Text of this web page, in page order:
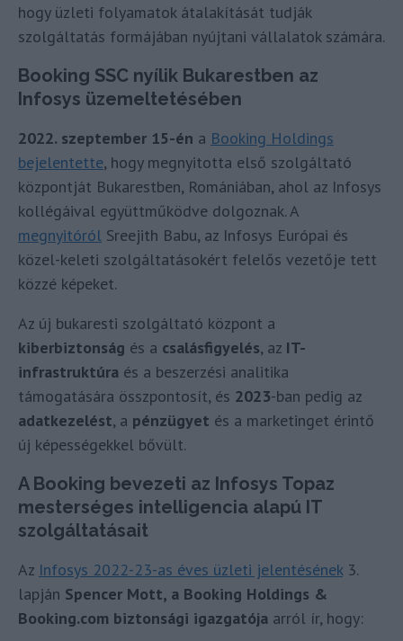
hogy üzleti folyamatok átalakítását tudják
szolgáltatás formájában nyújtani vállalatok számára.
Booking SSC nyílik Bukarestben az
Infosys üzemeltetésében
2022. szeptember 15-én a Booking Holdings
bejelentette, hogy megnyitotta első szolgáltató
központját Bukarestben, Romániában, ahol az Infosys
kollégáival együttműködve dolgoznak. A
megnyitóról Sreejith Babu, az Infosys Európai és
közel-keleti szolgáltatásokért felelős vezetője tett
közzé képeket.
Az új bukaresti szolgáltató központ a
kiberbiztonság és a csalásfigyelés, az IT-
infrastruktúra és a beszerzési analitika
támogatására összpontosít, és 2023-ban pedig az
adatkezelést, a pénzügyet és a marketinget érintő
új képességekkel bővült.
A Booking bevezeti az Infosys Topaz
mesterséges intelligencia alapú IT
szolgáltatásait
Az Infosys 2022-23-as éves üzleti jelentésének3.
lapján Spencer Mott, a Booking Holdings &
Booking.com biztonsági igazgatója arról ír, hogy: